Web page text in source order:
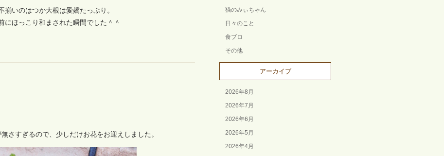
揃いのはつか大根は愛嬌たっぷり。
にほっこり和まされた瞬間でした＾＾
さすぎるので、少しだけお花をお迎えしました。
猫のみぃちゃん
日々のこと
食ブロ
その他
アーカイブ
2026年8月
2026年7月
2026年6月
2026年5月
2026年4月